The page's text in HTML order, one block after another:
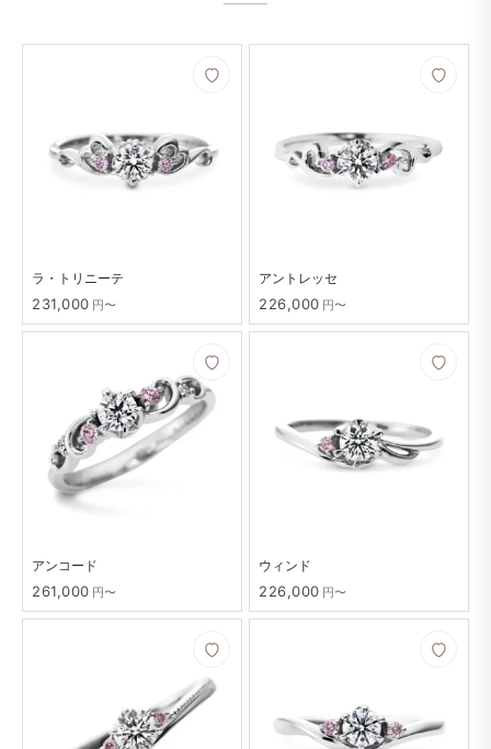
ラ・トリニーテ
231,000 円〜
アントレッセ
226,000 円〜
アンコード
261,000 円〜
ウィンド
226,000 円〜